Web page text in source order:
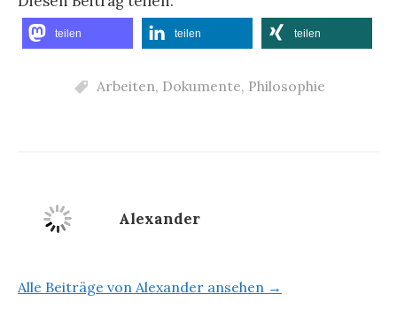
teilen teilen teilen
Arbeiten, Dokumente, Philosophie
Alexander
Alle Beiträge von Alexander ansehen →